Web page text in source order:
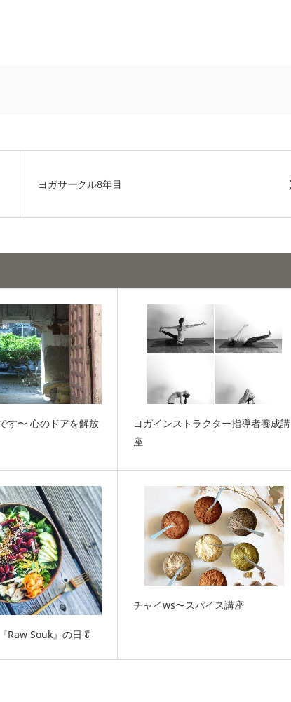
ヨガサークル8年目
す〜 心のドアを解放
ヨガインストラクター指導者養成講
座
Raw Souk』の日🥬
チャイws〜スパイス講座